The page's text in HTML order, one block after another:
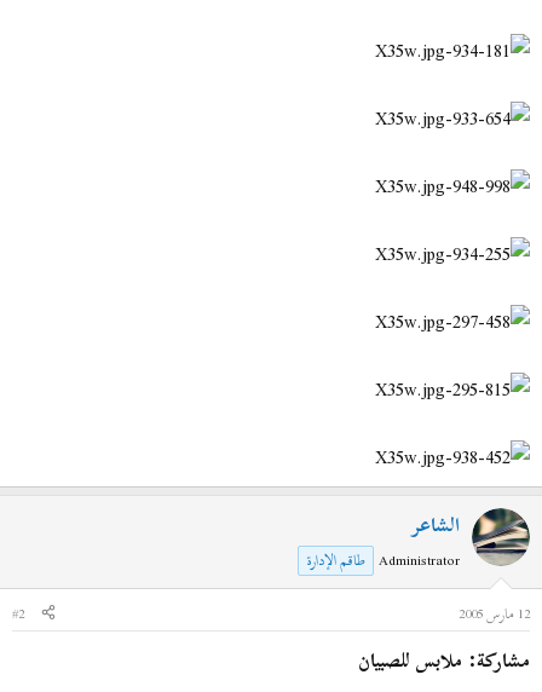
الشاعر
Administrator طاقم الإدارة
12 مارس 2005
#2
مشاركة: ملابس للصبيان